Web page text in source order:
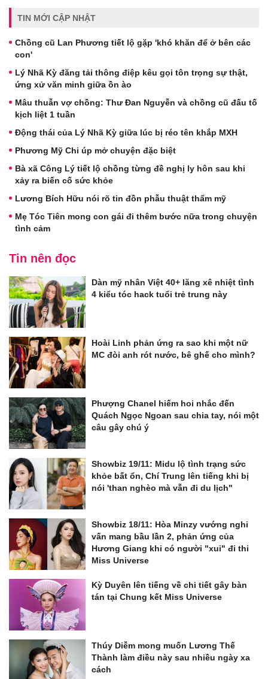
TIN MỚI CẬP NHẬT
Chồng cũ Lan Phương tiết lộ gặp 'khó khăn để ở bên các
con'
Lý Nhã Kỳ đăng tải thông điệp kêu gọi tôn trọng sự thật,
ứng xử văn minh giữa ồn ào
Mâu thuẫn vợ chồng: Thư Đan Nguyễn và chồng cũ đấu tố
kịch liệt 1 tuần
Động thái của Lý Nhã Kỳ giữa lúc bị réo tên khắp MXH
Phương Mỹ Chi úp mở chuyện đặc biệt
Bà xã Công Lý tiết lộ chồng từng đề nghị ly hôn sau khi
xảy ra biến cố sức khỏe
Lương Bích Hữu nói rõ tin đồn phẫu thuật thẩm mỹ
Mẹ Tóc Tiên mong con gái đi thêm bước nữa trong chuyện
tình cảm
Tin nên đọc
Dàn mỹ nhân Việt 40+ lăng xê nhiệt tình
4 kiểu tóc hack tuổi trẻ trung này
Hoài Linh phản ứng ra sao khi một nữ
MC đòi anh rót nước, bê ghế cho mình?
Phượng Chanel hiếm hoi nhắc đến
Quách Ngọc Ngoan sau chia tay, nói một
câu gây chú ý
Showbiz 19/11: Midu lộ tình trạng sức
khỏe bất ổn, Chí Trung lên tiếng khi bị
nói 'than nghèo mà vẫn đi du lịch"
Showbiz 18/11: Hòa Minzy vướng nghi
vấn mang bầu lần 2, phản ứng của
Hương Giang khi có người "xui" đi thi
Miss Universe
Kỳ Duyên lên tiếng về chi tiết gây bàn
tán tại Chung kết Miss Universe
Thúy Diễm mong muốn Lương Thế
Thành làm điều này sau nhiều ngày xa
cách